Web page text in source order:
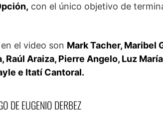
con el único objetivo de
el video son Mark Tacher, Maribel
Raúl Araiza, Pierre Angelo, Luz
e Itatí Cantoral.
DE EUGENIO DERBEZ